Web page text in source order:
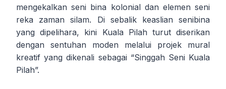
mengekalkan seni bina kolonial dan elemen seni
reka zaman silam. Di sebalik keaslian senibina
yang dipelihara, kini Kuala Pilah turut diserikan
dengan sentuhan moden melalui projek mural
kreatif yang dikenali sebagai “Singgah Seni Kuala
Pilah”.